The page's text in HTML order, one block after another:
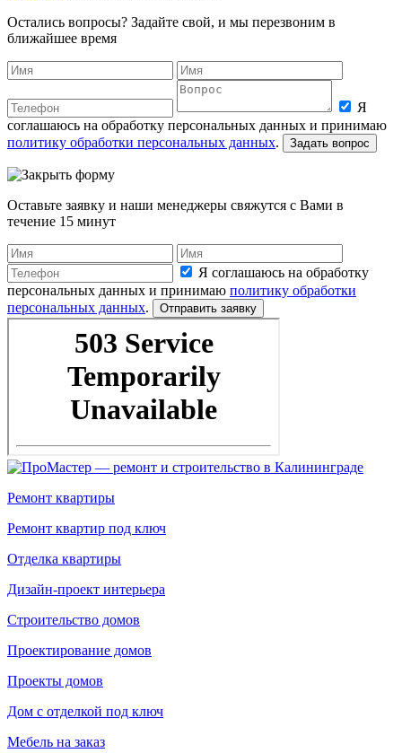
Остались вопросы? Задайте свой, и мы перезвоним в
ближайшее время
Я
соглашаюсь на обработку персональных данных и принимаю
политику обработки персональных данных.
Оставьте заявку и наши менеджеры свяжутся с Вами в
течение 15 минут
Я соглашаюсь на обработку
персональных данных и принимаю политику обработки
персональных данных.
Ремонт квартиры
Ремонт квартир под ключ
Отделка квартиры
Дизайн-проект интерьера
Строительство домов
Проектирование домов
Проекты домов
Дом с отделкой под ключ
Мебель на заказ